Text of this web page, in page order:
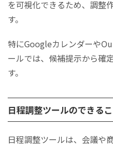
を可視化できるため、調整
す。
特にGoogleカレンダーや
ールでは、候補提示から確
す。
日程調整ツールのできる
日程調整ツールは、会議や